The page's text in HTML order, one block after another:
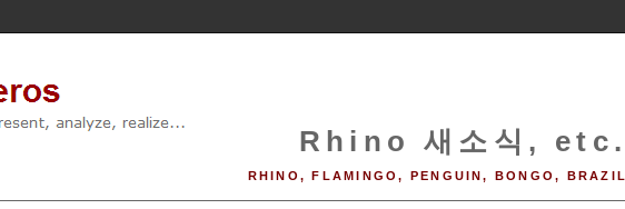
Rhino 새소식, etc.
RHINO, FLAMINGO, PENGUIN, BONGO, BRAZIL